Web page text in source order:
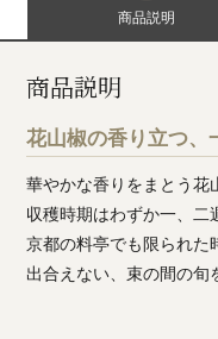
商品説明
商品説明
花山椒の香り立つ、
華やかな香りをまとう花
収穫時期はわずか一、二
京都の料亭でも限られた
出合えない、束の間の旬